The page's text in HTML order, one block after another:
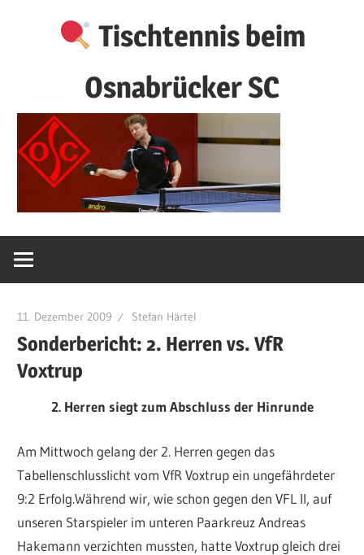
Tischtennis beim
Osnabrücker SC
11. Dezember 2009 Stefan Härtel
Sonderbericht: 2. Herren vs. VfR
Voxtrup
2. Herren siegt zum Abschluss der Hinrunde
Am Mittwoch gelang der 2. Herren gegen das
Tabellenschlusslicht vom VfR Voxtrup ein ungefährdeter
9:2 Erfolg.Während wir, wie schon gegen den VFL II, auf
unseren Starspieler im unteren Paarkreuz Andreas
Hakemann verzichten mussten, hatte Voxtrup gleich drei